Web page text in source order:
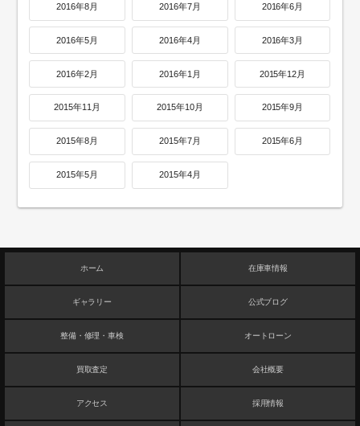
2016年8月 2016年7月 2016年6月
2016年5月 2016年4月 2016年3月
2016年2月 2016年1月 2015年12月
2015年11月 2015年10月 2015年9月
2015年8月 2015年7月 2015年6月
2015年5月 2015年4月
ホーム 在庫車情報
ギャラリー 公式ブログ
整備・修理・車検 オートローン
買取査定 会社概要
アクセス 採用情報